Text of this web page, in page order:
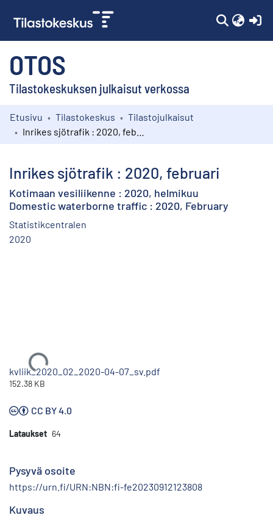
OTOS
Tilastokeskuksen julkaisut verkossa
Kokoelmat
Etusivu Tilastokeskus
Tilastojulkaisut
Inrikes sjötrafik : 2020, februari
Kotimaan vesiliikenne : 2020, helmikuu
Domestic waterborne traffic : 2020, February
Statistikcentralen
2020
Ladataan...
kvliik_2020_02_2020-04-07_sv.pdf
152.38 KB
CC BY 4.0
Lataukset 64
Pysyvä osoite
https://urn.fi/URN:NBN:fi-fe20230912123808
Kuvaus